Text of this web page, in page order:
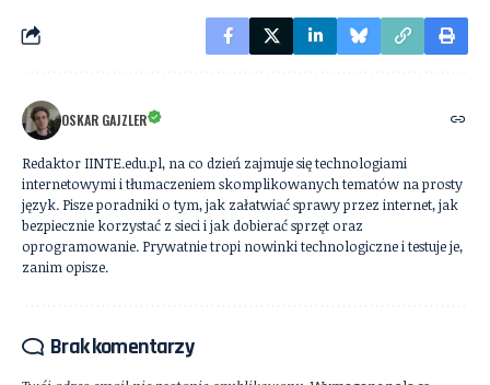
OSKAR GAJZLER
Redaktor IINTE.edu.pl, na co dzień zajmuje się technologiami
internetowymi i tłumaczeniem skomplikowanych tematów na prosty
język. Pisze poradniki o tym, jak załatwiać sprawy przez internet, jak
bezpiecznie korzystać z sieci i jak dobierać sprzęt oraz
oprogramowanie. Prywatnie tropi nowinki technologiczne i testuje je,
zanim opisze.
Brak komentarzy